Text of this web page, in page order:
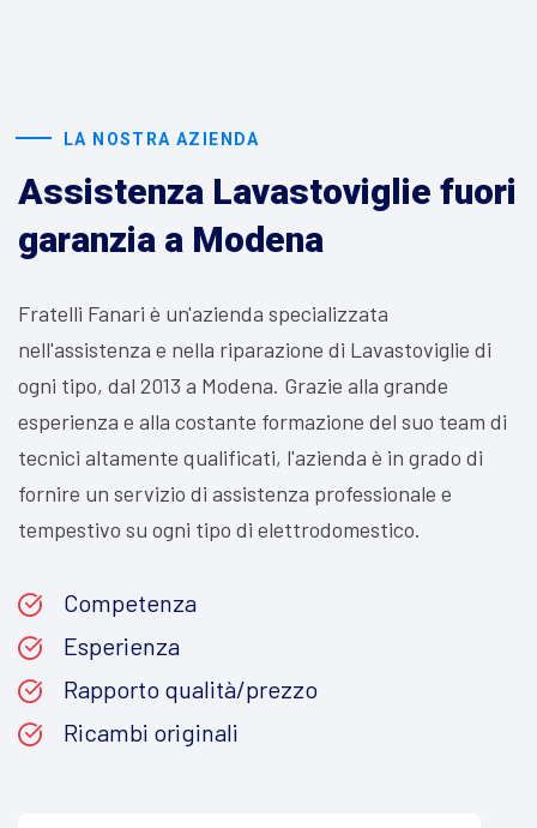
LA NOSTRA AZIENDA
Assistenza Lavastoviglie fuori
garanzia a Modena
Fratelli Fanari è un'azienda specializzata
nell'assistenza e nella riparazione di Lavastoviglie di
ogni tipo, dal 2013 a Modena. Grazie alla grande
esperienza e alla costante formazione del suo team di
tecnici altamente qualificati, l'azienda è in grado di
fornire un servizio di assistenza professionale e
tempestivo su ogni tipo di elettrodomestico.
Competenza
Esperienza
Rapporto qualità/prezzo
Ricambi originali